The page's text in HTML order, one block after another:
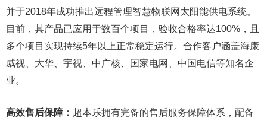
并于2018年成功推出远程管理智慧物联网太阳能供电系统。
目前，其产品已应用于数百个项目，验收合格率达100%，且
多个项目实现持续5年以上正常稳定运行。合作客户涵盖海康
威视、大华、宇视、中广核、国家电网、中国电信等知名企
业。
高效售后保障： 超本乐拥有完备的售后服务保障体系，配备